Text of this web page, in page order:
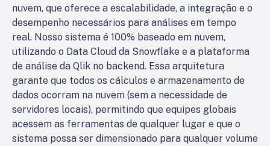
nuvem, que oferece a escalabilidade, a integração e o
desempenho necessários para análises em tempo
real. Nosso sistema é 100% baseado em nuvem,
utilizando o Data Cloud da Snowflake e a plataforma
de análise da Qlik no backend. Essa arquitetura
garante que todos os cálculos e armazenamento de
dados ocorram na nuvem (sem a necessidade de
servidores locais), permitindo que equipes globais
acessem as ferramentas de qualquer lugar e que o
sistema possa ser dimensionado para qualquer volume